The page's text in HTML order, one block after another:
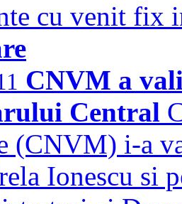
cu venit fix
CNVM a
Central
(CNVM) i-a
Ionescu si